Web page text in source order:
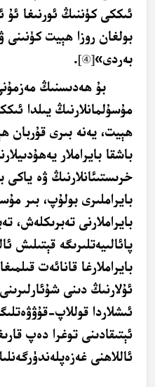
ئىككى كۈننىڭ ئورنىغا
بولغان روزا ھېيت
بەردى»
[④]
.
بۇ ھەدىسنىڭ
مۇسۇلمانلارنىڭ يىلدا
ھېيت، يەنە بىرى قۇربان
باشقا بايراملار
خرىستىئانلارنىڭ ۋە ياكى
بايراملىرى بولۇپ، بىر
بايراملارنى تەبرىكلەش،
پائالىيەتلىرىگە قېتىلىش
بايراملارغا قانائەت
ئۇلارنىڭ دىنى
ئىشلاردا قوللاپ-
ئېتىقادىنى توغرا دەپ
ئاللاھنى